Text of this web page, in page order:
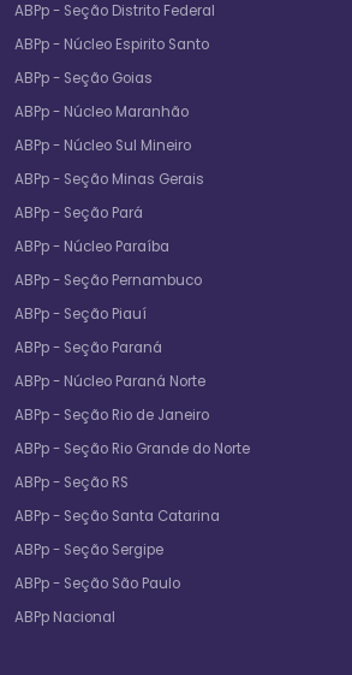
ABPp - Seção Distrito Federal
ABPp - Núcleo Espirito Santo
ABPp - Seção Goias
ABPp - Núcleo Maranhão
ABPp - Núcleo Sul Mineiro
ABPp - Seção Minas Gerais
ABPp - Seção Pará
ABPp - Núcleo Paraíba
ABPp - Seção Pernambuco
ABPp - Seção Piauí
ABPp - Seção Paraná
ABPp - Núcleo Paraná Norte
ABPp - Seção Rio de Janeiro
ABPp - Seção Rio Grande do Norte
ABPp - Seção RS
ABPp - Seção Santa Catarina
ABPp - Seção Sergipe
ABPp - Seção São Paulo
ABPp Nacional